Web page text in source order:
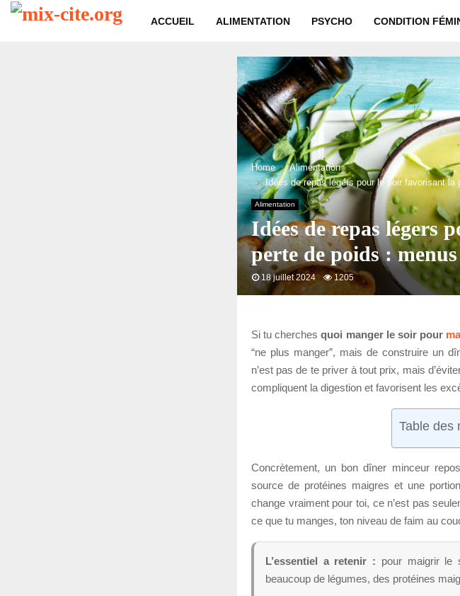
ACCUEIL ALIMENTATION PSYCHO CONDITION
Home
Alimentation
Idées de repas légers pour le soir favorisant
Alimentation
Idées de repas légers
perte de poids :
18 juillet 2024 1205
Si tu cherchesquoi manger le soir pour
“ne plus manger”, mais de construire un
n’est pas de te priver à tout prix, mais
compliquent la digestion et favorisent les
Table des
Concrètement, un bon dîner minceur
source de protéines maigres et une
change vraiment pour toi, ce n’est pas
ce que tu manges, ton niveau de faim au
L’essentiel a retenir : pour maigrir le
beaucoup de légumes, des protéines